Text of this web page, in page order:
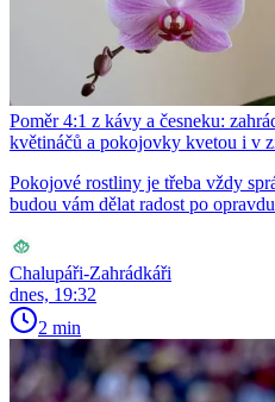
Poměr 4:1 z kávy a česneku:
květináčů a pokojovky kvetou i v
Pokojové rostliny je třeba vždy
budou vám dělat radost po
Chalupáři-Zahrádkáři
dnes, 19:32
2 min